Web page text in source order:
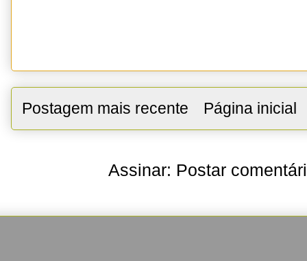
Postagem mais recente Página inicial
Assinar: Postar